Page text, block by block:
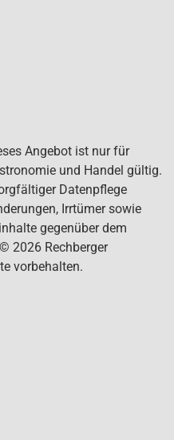
Angebot ist nur für
und Handel gültig.
Datenpflege
Irrtümer sowie
gegenüber dem
2026 Rechberger
vorbehalten.